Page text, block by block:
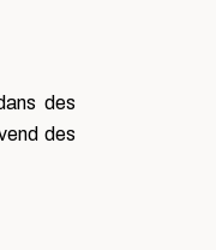
des
des